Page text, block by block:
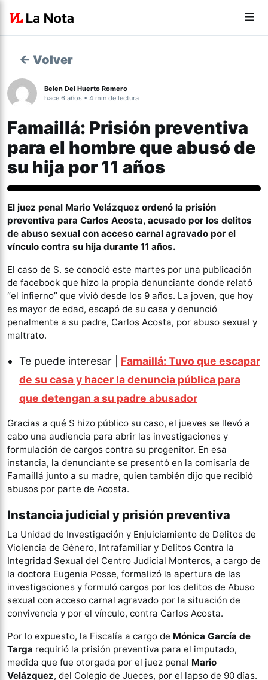
← Volver
Belen Del Huerto Romero
hace 6 años • 4 min de lectura
Famaillá: Prisión preventiva
para el hombre que abusó de
su hija por 11 años
Género y Diversidad
El juez penal Mario Velázquez ordenó la prisión
preventiva para Carlos Acosta, acusado por los delitos
de abuso sexual con acceso carnal agravado por el
vínculo contra su hija durante 11 años.
El caso de S. se conoció este martes por una publicación
de facebook que hizo la propia denunciante donde relató
“el infierno” que vivió desde los 9 años. La joven, que hoy
es mayor de edad, escapó de su casa y denunció
penalmente a su padre, Carlos Acosta, por abuso sexual y
maltrato.
Te puede interesar |
Famaillá: Tuvo que escapar
de su casa y hacer la denuncia pública para
que detengan a su padre abusador
Gracias a qué S hizo público su caso, el jueves se llevó a
cabo una audiencia para abrir las investigaciones y
formulación de cargos contra su progenitor. En esa
instancia, la denunciante se presentó en la comisaría de
Famaillá junto a su madre, quien también dijo que recibió
abusos por parte de Acosta.
Instancia judicial y prisión preventiva
La Unidad de Investigación y Enjuiciamiento de Delitos de
Violencia de Género, Intrafamiliar y Delitos Contra la
Integridad Sexual del Centro Judicial Monteros, a cargo de
la doctora Eugenia Posse, formalizó la apertura de las
investigaciones y formuló cargos por los delitos de Abuso
sexual con acceso carnal agravado por la situación de
convivencia y por el vínculo, contra Carlos Acosta.
Por lo expuesto, la Fiscalía a cargo de Mónica García de
Targa requirió la prisión preventiva para el imputado,
medida que fue otorgada por el juez penal Mario
Velázquez, del Colegio de Jueces, por el lapso de 90 días.